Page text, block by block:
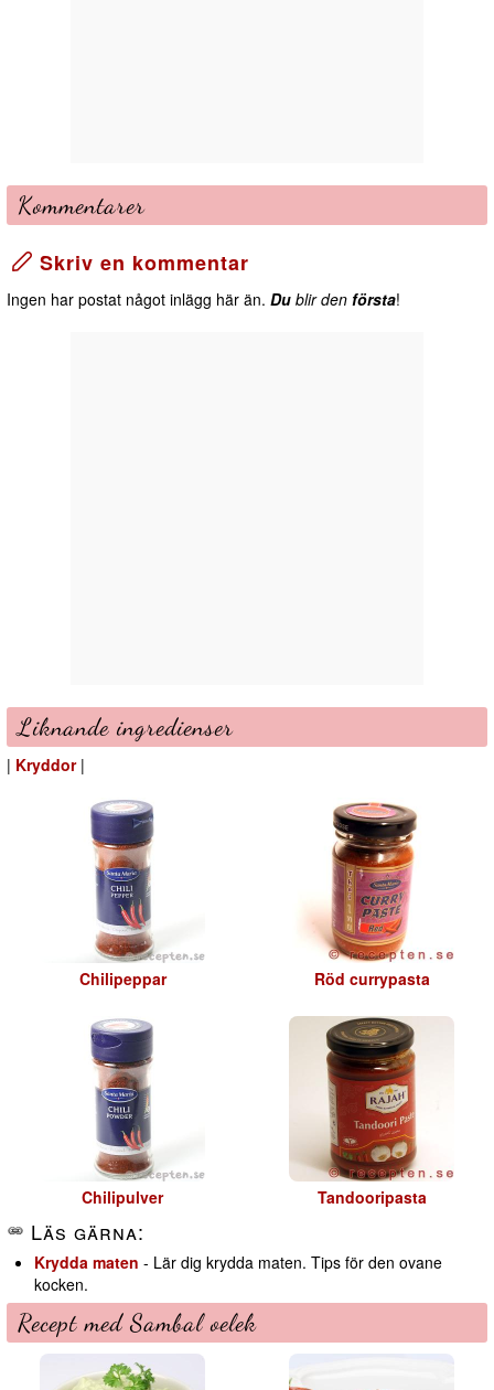
Kommentarer
Skriv en kommentar
Ingen har postat något inlägg här än. Du blir den första!
Liknande ingredienser
| Kryddor|
Chilipeppar Röd currypasta
Chilipulver Tandooripasta
Läs gärna:
Krydda maten - Lär dig krydda maten. Tips för den ovane
kocken.
Recept med Sambal oelek